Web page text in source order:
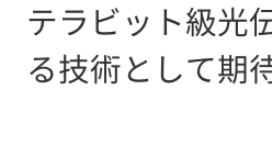
テラビット級光
る技術として期